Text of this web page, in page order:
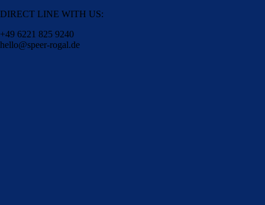
DIRECT LINE WITH US:
+49 6221 825 9240
hello@speer-rogal.de